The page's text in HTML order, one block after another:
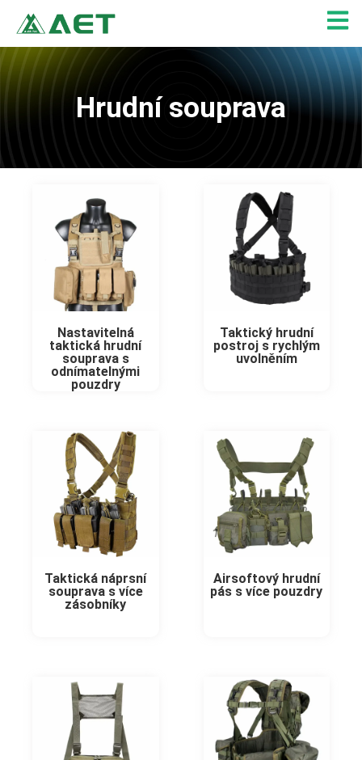
obsah
Hrudní souprava
Nastavitelná
taktická hrudní
souprava s
odnímatelnými
pouzdry
Taktický hrudní
postroj s rychlým
uvolněním
Taktická náprsní
souprava s více
zásobníky
Airsoftový hrudní
pás s více pouzdry